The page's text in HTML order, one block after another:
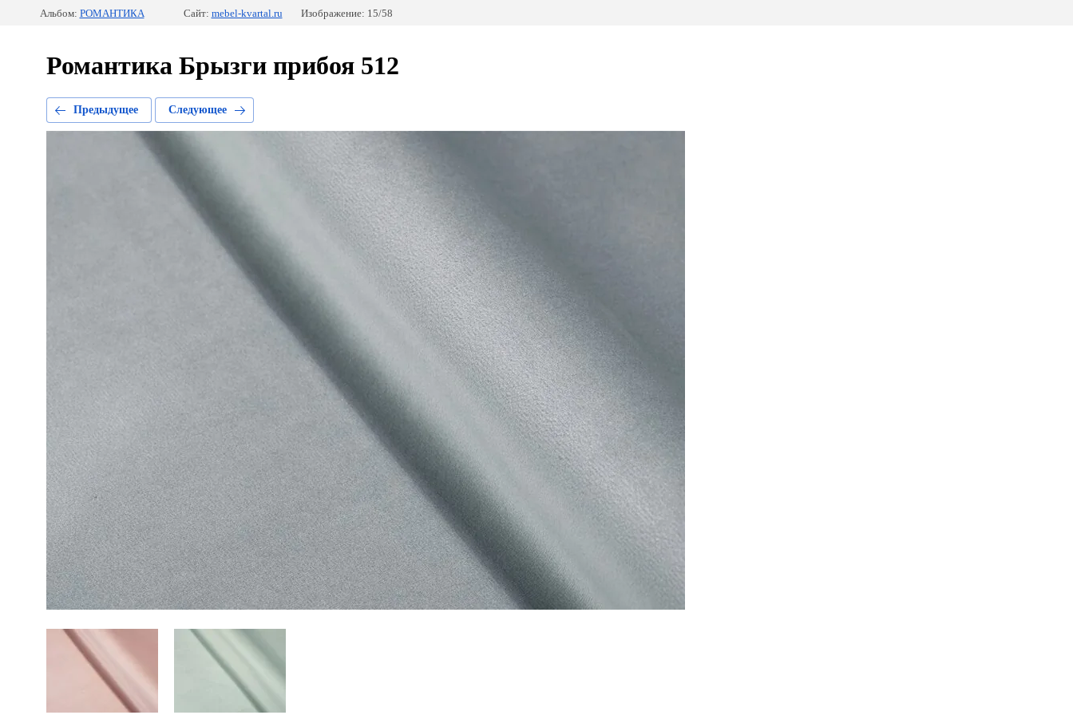
Альбом: РОМАНТИКА Сайт: mebel-kvartal.ru Изображение: 15/58
Романтика Брызги прибоя 512
Предыдущее Следующее